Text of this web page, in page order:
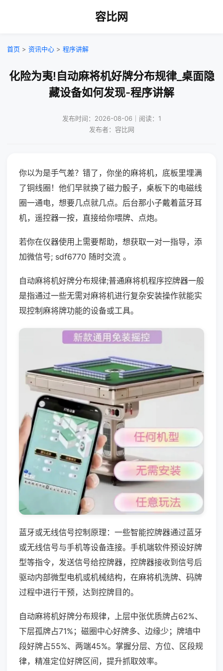
容比网
首页 > 资讯中心 > 程序讲解
化险为夷!自动麻将机好牌分布规律_桌面隐
藏设备如何发现-程序讲解
发布时间：2026-08-06｜阅读：1
发布者：容比网
你以为是手气差？错了，你坐的麻将机，底板里埋满
了铜线圈！他们早就换了磁力骰子，桌板下的电磁线
圈一通电，想要几点就几点。后台那小子戴着蓝牙耳
机，遥控器一按，直接给你喂牌、点炮。
若你在仪器使用上需要帮助，想获取一对一指导，添
加微信号; sdf6770 随时交流 。
自动麻将机好牌分布规律;普通麻将机程序控牌器一般
是指通过一些无需对麻将机进行复杂安装操作就能实
现控制麻将牌功能的设备或工具。
蓝牙或无线信号控制原理：一些智能控牌器通过蓝牙
或无线信号与手机等设备连接。手机端软件预设好牌
型等指令，发送信号给控牌器，控牌器接收到信号后
驱动内部微型电机或机械结构，在麻将机洗牌、码牌
过程中进行干预，达到控牌目的。
自动麻将机好牌分布规律，上层中张优质牌占62%、
下层孤牌占71%；磁圈中心好牌多、边缘少；牌墙中
段好牌占55%、两端45%。掌握分层、方位、区段规
律，精准定位好牌区间，提升抓取效率。